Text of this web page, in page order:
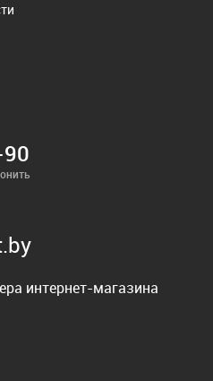
интернет-магазина